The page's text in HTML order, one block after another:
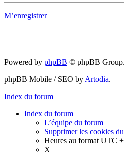
M’enregistrer
Powered by phpBB © phpBB Group.
phpBB Mobile / SEO by Artodia.
Index du forum
Index du forum
L’équipe du forum
Supprimer les cookies
Heures au format UTC
X